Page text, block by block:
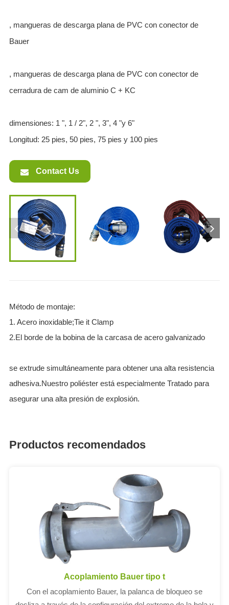
, mangueras de descarga plana de PVC con conector de
Bauer
, mangueras de descarga plana de PVC con conector de
cerradura de cam de aluminio C + KC
dimensiones: 1 ", 1 / 2", 2 ", 3", 4 "y 6"
Longitud: 25 pies, 50 pies, 75 pies y 100 pies
Contact Us
Método de montaje:
1. Acero inoxidable;Tie it Clamp
2.El borde de la bobina de la carcasa de acero galvanizado
se extrude simultáneamente para obtener una alta resistencia
adhesiva.Nuestro poliéster está especialmente Tratado para
asegurar una alta presión de explosión.
Productos recomendados
Acoplamiento Bauer tipo t
Con el acoplamiento Bauer, la palanca de bloqueo se